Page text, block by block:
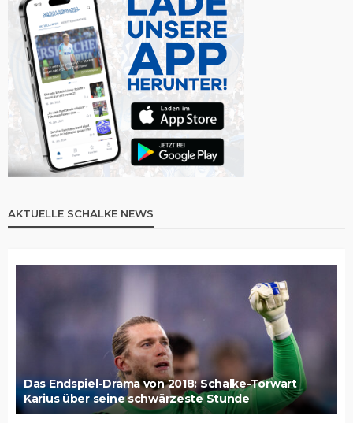
AKTUELLE SCHALKE NEWS
Das Endspiel-Drama von 2018: Schalke-Torwart
Karius über seine schwärzeste Stunde